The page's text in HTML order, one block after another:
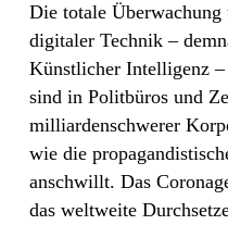
Die totale
digitaler Technik –
Künstlicher Intelligenz
sind in Politbüros und
milliardenschwerer
wie die
anschwillt. Das
das weltweite